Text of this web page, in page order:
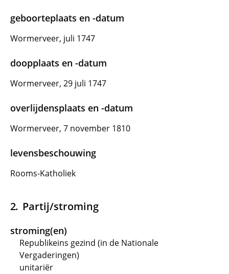
geboorteplaats en -datum
Wormerveer, juli 1747
doopplaats en -datum
Wormerveer, 29 juli 1747
overlijdensplaats en -datum
Wormerveer, 7 november 1810
levensbeschouwing
Rooms-Katholiek
Partij/stroming
stroming(en)
Republikeins gezind (in de Nationale
Vergaderingen)
unitariër